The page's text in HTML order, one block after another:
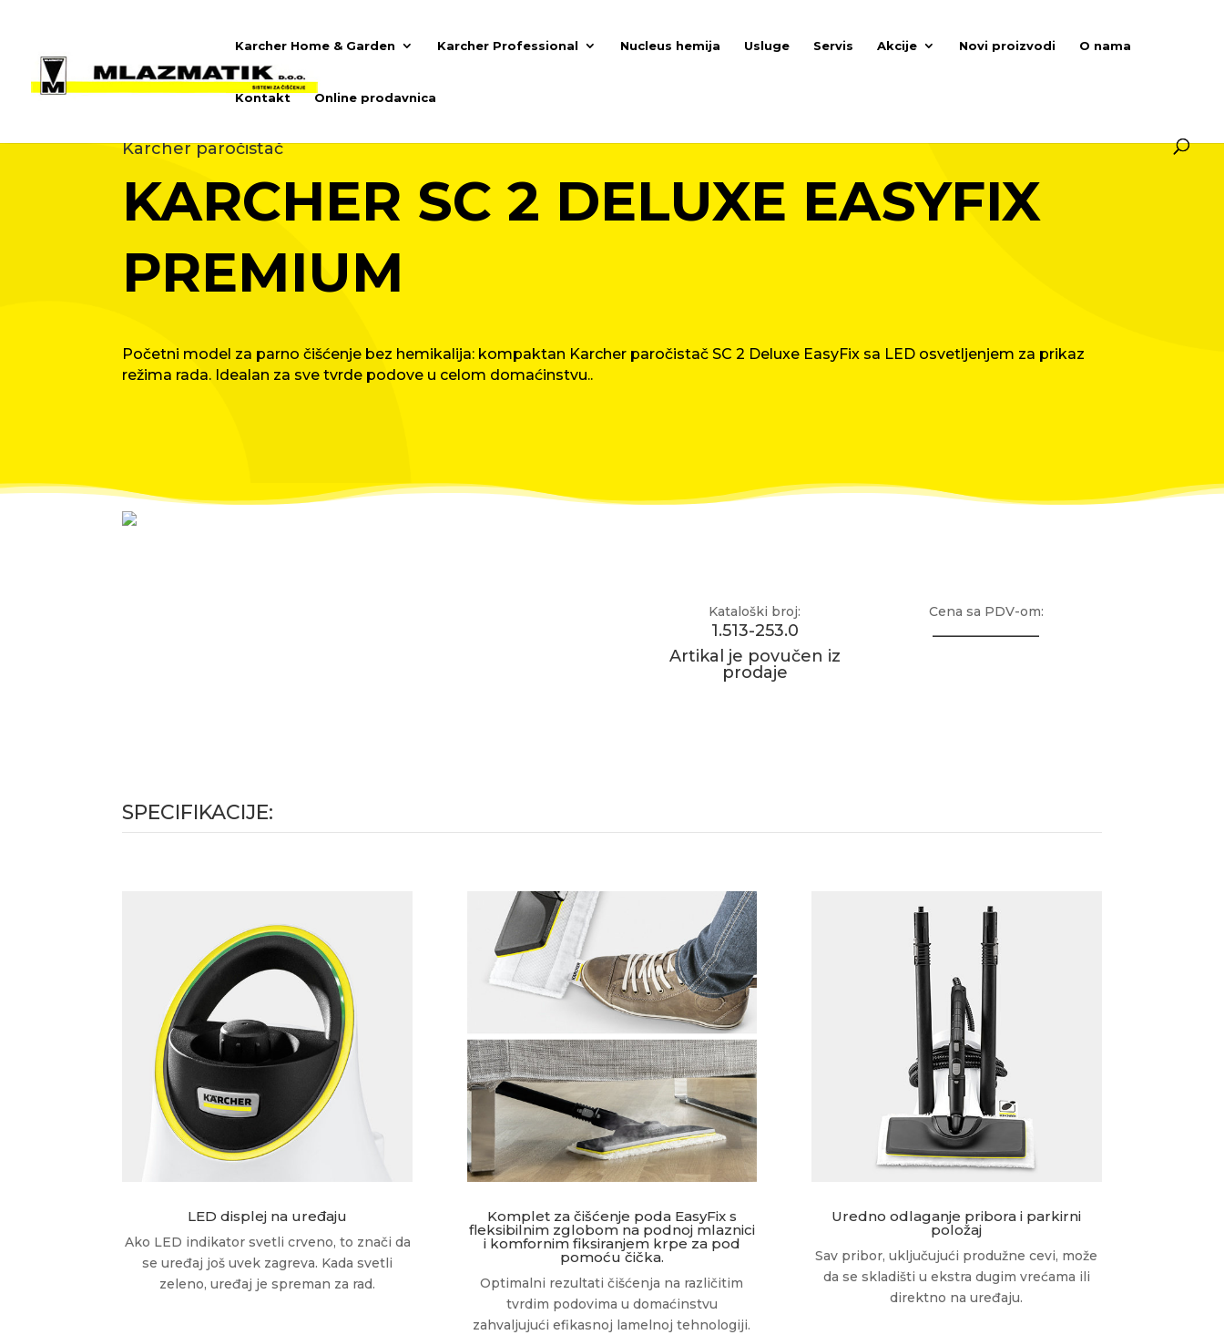
Karcher Home & Garden Karcher Professional Nucleus hemija Usluge Servis Akcije Novi proizvodi O nama
Kontakt Online prodavnica
Karcher paročistač
KARCHER SC 2 DELUXE EASYFIX
PREMIUM
Početni model za parno čišćenje bez hemikalija: kompaktan Karcher paročistač SC 2 Deluxe EasyFix sa LED osvetljenjem za prikaz
režima rada. Idealan za sve tvrde podove u celom domaćinstvu..
Kataloški broj:
1.513-253.0
Artikal je povučen iz
prodaje
Cena sa PDV-om:
_____________
SPECIFIKACIJE:
LED displej na uređaju
Ako LED indikator svetli crveno, to znači da
se uređaj još uvek zagreva. Kada svetli
zeleno, uređaj je spreman za rad.
Komplet za čišćenje poda EasyFix s
fleksibilnim zglobom na podnoj mlaznici
i komfornim fiksiranjem krpe za pod
pomoću čička.
Optimalni rezultati čišćenja na različitim
tvrdim podovima u domaćinstvu
zahvaljujući efikasnoj lamelnoj tehnologiji.
Uredno odlaganje pribora i parkirni
položaj
Sav pribor, uključujući produžne cevi, može
da se skladišti u ekstra dugim vrećama ili
direktno na uređaju.